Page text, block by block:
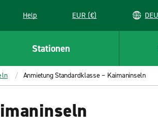
window
Help EUR (€)
Stationen
Anmietung Standardklasse – Kaimaninseln